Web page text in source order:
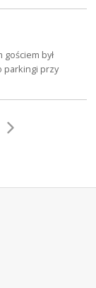
był
parkingi przy